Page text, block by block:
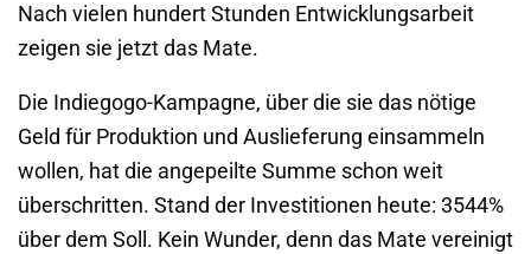
Nach vielen hundert Stunden Entwicklungsarbeit
zeigen sie jetzt das Mate.
Die Indiegogo-Kampagne, über die sie das nötige
Geld für Produktion und Auslieferung einsammeln
wollen, hat die angepeilte Summe schon weit
überschritten. Stand der Investitionen heute: 3544%
über dem Soll. Kein Wunder, denn das Mate vereinigt